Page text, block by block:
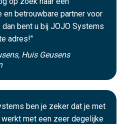
en betrouwbare partner voor
dan bent u bij JOJO Systems
adres!"
Huis Geusens
ben je zeker dat je met
werkt met een zeer degelijke